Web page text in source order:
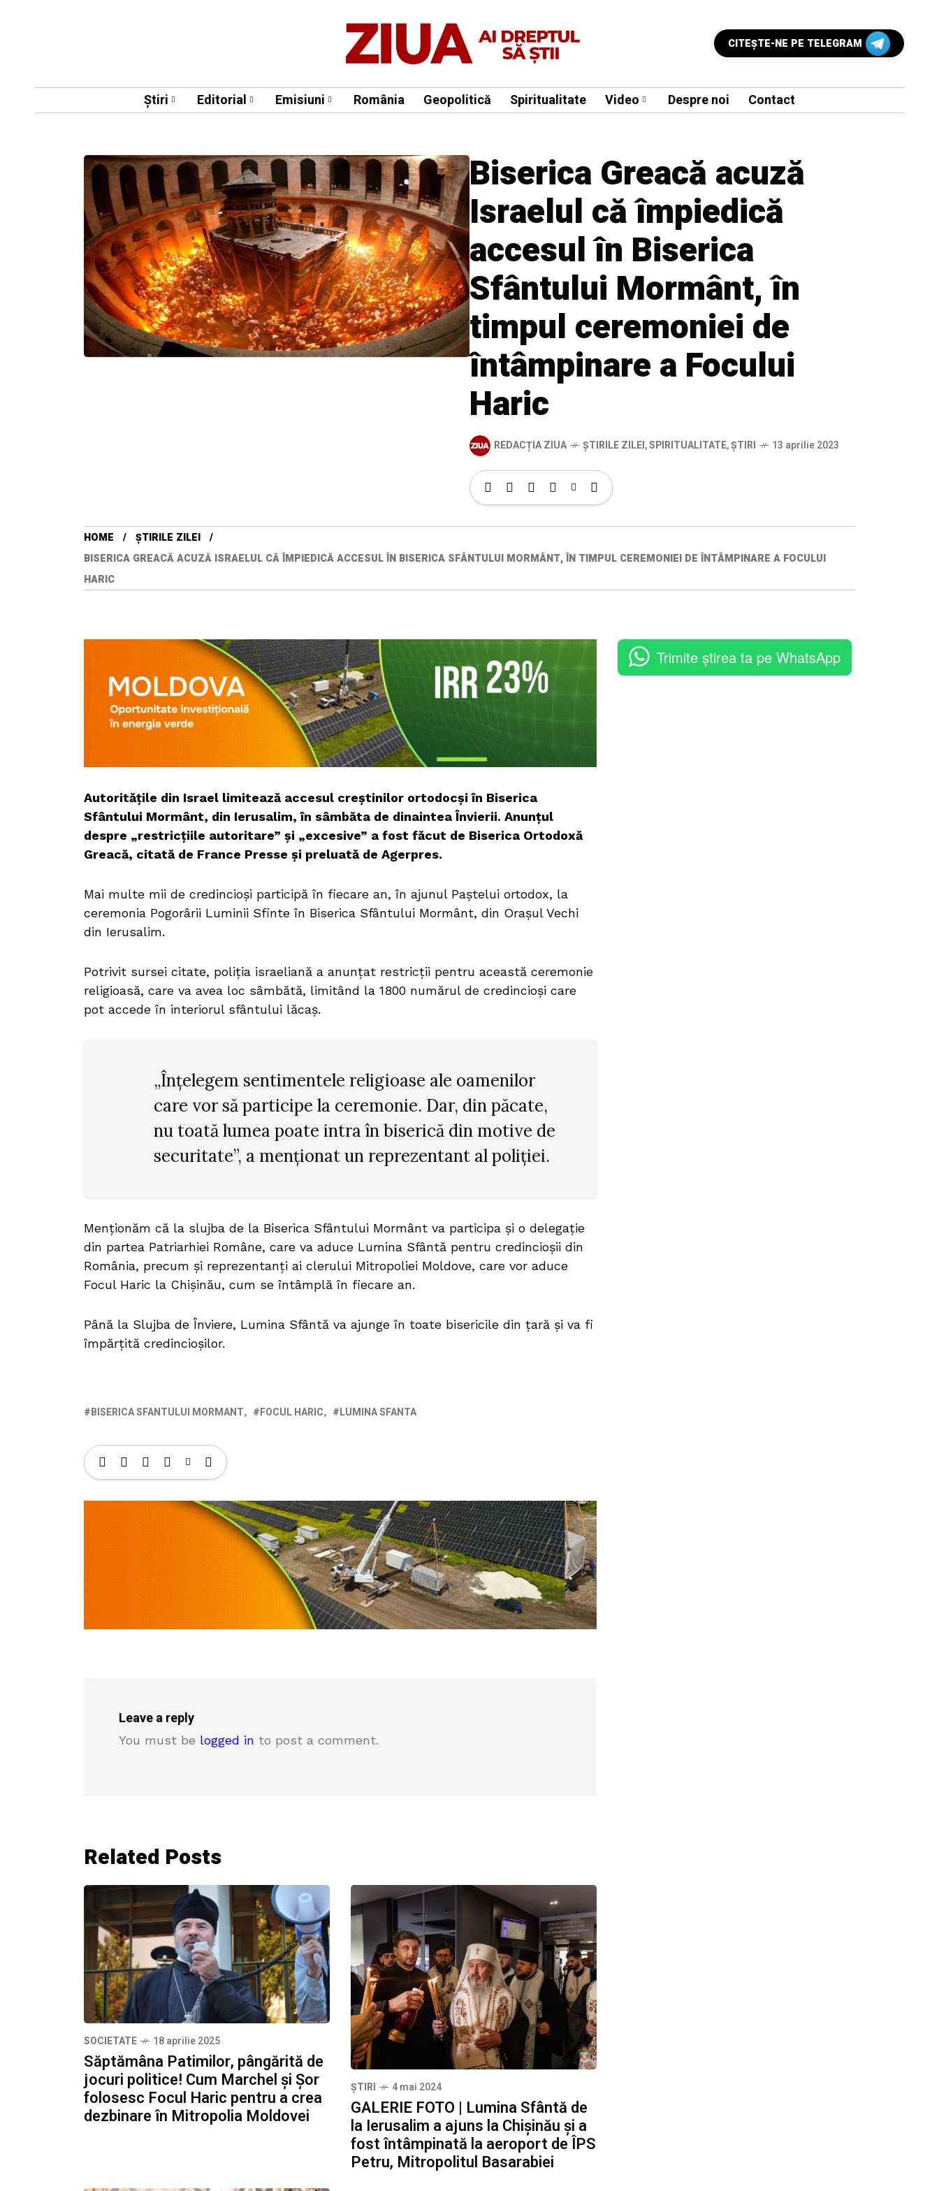
CITEŞTE-NE PE TELEGRAM
Știri Editorial Emisiuni România Geopolitică Spiritualitate Video Despre noi Contact
Biserica Greacă acuză
Israelul că împiedică
accesul în Biserica
Sfântului Mormânt, în
timpul ceremoniei de
întâmpinare a Focului
Haric
REDACȚIA ZIUA ȘTIRILE ZILEI,SPIRITUALITATE,ȘTIRI 13 aprilie 2023
HOME
ȘTIRILE ZILEI
BISERICA GREACĂ ACUZĂ ISRAELUL CĂ ÎMPIEDICĂ ACCESUL ÎN BISERICA SFÂNTULUI MORMÂNT, ÎN TIMPUL CEREMONIEI DE ÎNTÂMPINARE A FOCULUI
HARIC
Autoritățile din Israel limitează accesul creștinilor ortodocși în Biserica
Sfântului Mormânt, din Ierusalim, în sâmbăta de dinaintea Învierii. Anunțul
despre „restricțiile autoritare” și „excesive” a fost făcut de Biserica Ortodoxă
Greacă, citată de France Presse și preluată de Agerpres.
Mai multe mii de credincioşi participă în fiecare an, în ajunul Paştelui ortodox, la
ceremonia Pogorârii Luminii Sfinte în Biserica Sfântului Mormânt, din Oraşul Vechi
din Ierusalim.
Potrivit sursei citate, poliţia israeliană a anunţat restricţii pentru această ceremonie
religioasă, care va avea loc sâmbătă, limitând la 1800 numărul de credincioşi care
pot accede în interiorul sfântului lăcaș.
„Înţelegem sentimentele religioase ale oamenilor
care vor să participe la ceremonie. Dar, din păcate,
nu toată lumea poate intra în biserică din motive de
securitate”, a menționat un reprezentant al poliţiei.
Menționăm că la slujba de la Biserica Sfântului Mormânt va participa și o delegație
din partea Patriarhiei Române, care va aduce Lumina Sfântă pentru credincioșii din
România, precum și reprezentanți ai clerului Mitropoliei Moldove, care vor aduce
Focul Haric la Chișinău, cum se întâmplă în fiecare an.
Până la Slujba de Înviere, Lumina Sfântă va ajunge în toate bisericile din țară și va fi
împărțită credincioșilor.
BISERICA SFANTULUI MORMANT FOCUL HARIC LUMINA SFANTA
Leave a reply
You must be logged in to post a comment.
Related Posts
SOCIETATE 18 aprilie 2025
Săptămâna Patimilor, pângărită de
jocuri politice! Cum Marchel și Șor
folosesc Focul Haric pentru a crea
dezbinare în Mitropolia Moldovei
ȘTIRI 4 mai 2024
GALERIE FOTO | Lumina Sfântă de
la Ierusalim a ajuns la Chișinău și a
fost întâmpinată la aeroport de ÎPS
Petru, Mitropolitul Basarabiei
Trimite știrea ta pe WhatsApp